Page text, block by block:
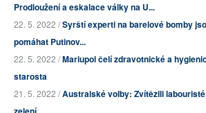
Prodloužení a eskalace války na U...
22. 5. 2022 /Syrští experti na barelové bomby
pomáhat Putinov...
22. 5. 2022 /Mariupol čelí zdravotnické a
starosta
21. 5. 2022 /Australské volby: Zvítězili